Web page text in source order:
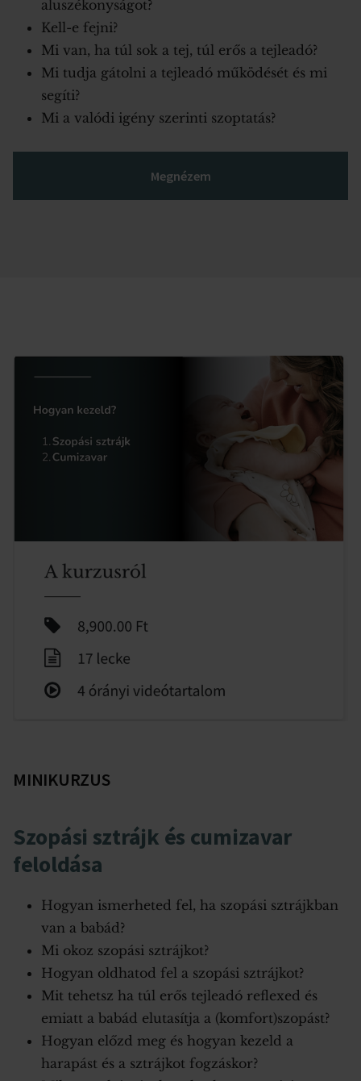
aluszékonyságot?
Kell-e fejni?
Mi van, ha túl sok a tej, túl erős a tejleadó?
Mi tudja gátolni a tejleadó működését és mi
segíti?
Mi a valódi igény szerinti szoptatás?
Megnézem
MINIKURZUS
Szopási sztrájk és cumizavar
feloldása
Hogyan ismerheted fel, ha szopási sztrájkban
van a babád?
Mi okoz szopási sztrájkot?
Hogyan oldhatod fel a szopási sztrájkot?
Mit tehetsz ha túl erős tejleadó reflexed és
emiatt a babád elutasítja a (komfort)szopást?
Hogyan előzd meg és hogyan kezeld a
harapást és a sztrájkot fogzáskor?